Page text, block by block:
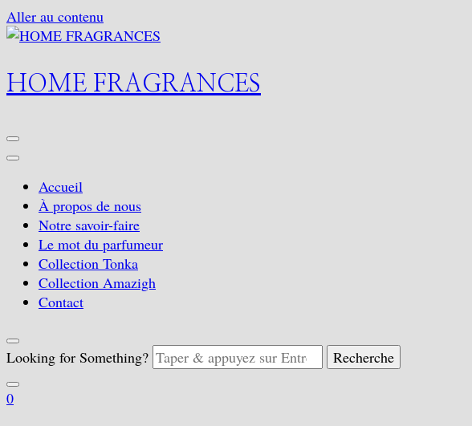
Aller au contenu
HOME FRAGRANCES
Accueil
À propos de nous
Notre savoir-faire
Le mot du parfumeur
Collection Tonka
Collection Amazigh
Contact
Looking for Something?
0